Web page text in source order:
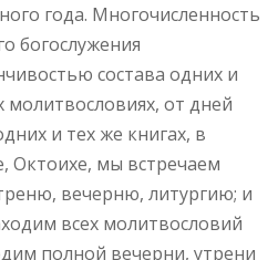
года. Многочисленность
богослужения
состава одних и
молитвословиях, от дней
и тех же книгах, в
Октоихе, мы встречаем
вечерню, литургию; и
всех молитвословий
полной вечерни, утрени